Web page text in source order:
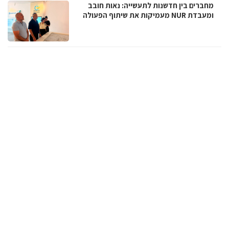
מחברים בין חדשנות לתעשייה: נאות חובב
ומעבדת NUR מעמיקות את שיתוף הפעולה